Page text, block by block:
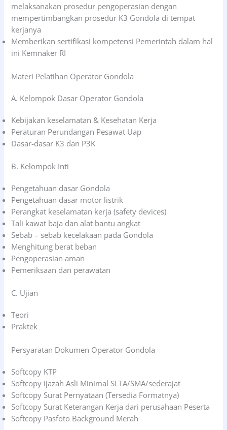
melaksanakan prosedur pengoperasian dengan
mempertimbangkan prosedur K3 Gondola di tempat
kerjanya
Memberikan sertifikasi kompetensi Pemerintah dalam hal
ini Kemnaker RI
Materi Pelatihan Operator Gondola
A. Kelompok Dasar Operator Gondola
Kebijakan keselamatan & Kesehatan Kerja
Peraturan Perundangan Pesawat Uap
Dasar-dasar K3 dan P3K
B. Kelompok Inti
Pengetahuan dasar Gondola
Pengetahuan dasar motor listrik
Perangkat keselamatan kerja (safety devices)
Tali kawat baja dan alat bantu angkat
Sebab – sebab kecelakaan pada Gondola
Menghitung berat beban
Pengoperasian aman
Pemeriksaan dan perawatan
C. Ujian
Teori
Praktek
Persyaratan Dokumen Operator Gondola
Softcopy KTP
Softcopy ijazah Asli Minimal SLTA/SMA/sederajat
Softcopy Surat Pernyataan (Tersedia Formatnya)
Softcopy Surat Keterangan Kerja dari perusahaan Peserta
Softcopy Pasfoto Background Merah